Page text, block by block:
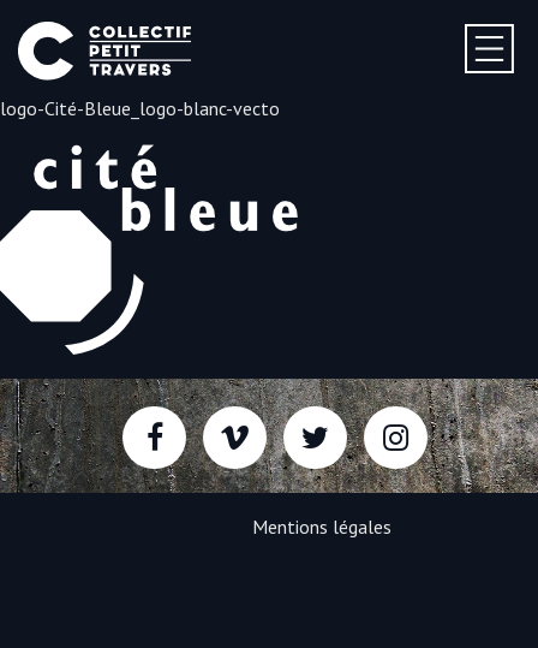
logo-Cité-Bleue_logo-blanc-vecto
Mentions légales